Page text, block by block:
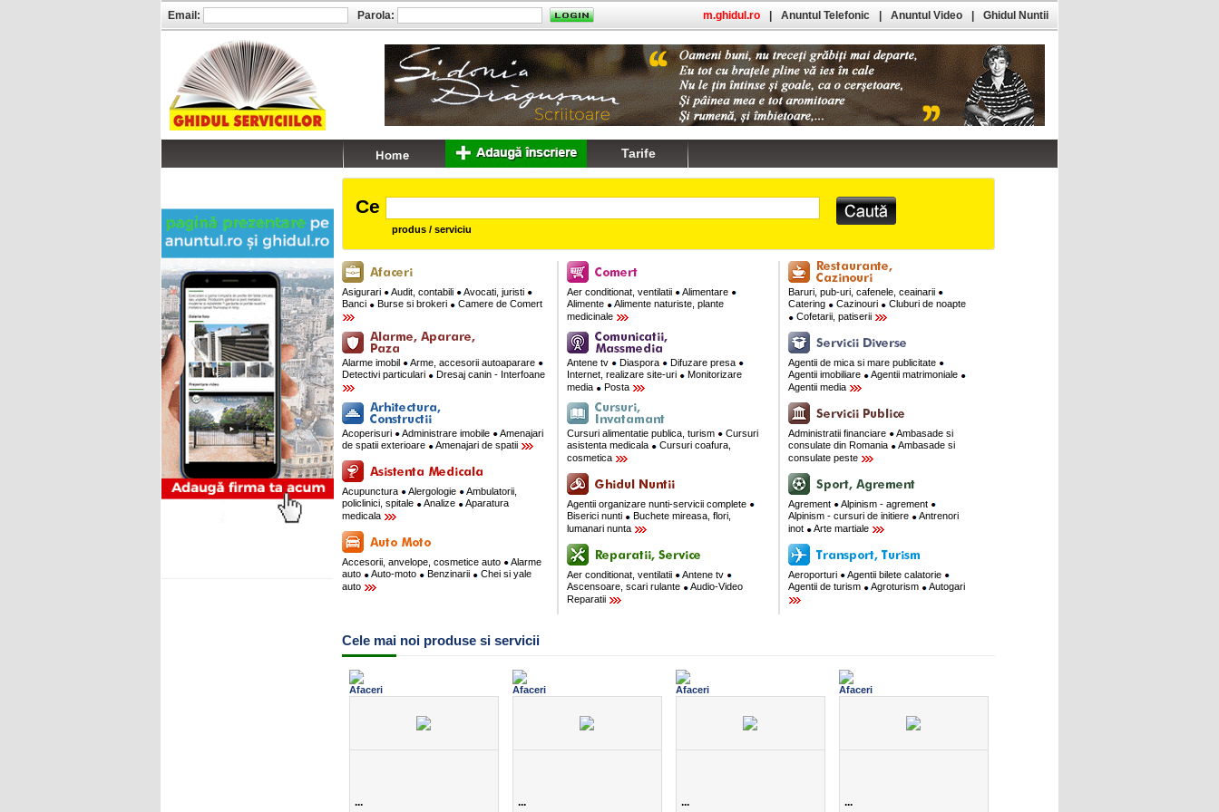
Ce
produs / serviciu
Asigurari Audit, contabili Avocati, juristi
Banci Burse si brokeri Camere de Comert
Alarme imobil Arme, accesorii autoaparare
Detectivi particulari Dresaj canin - Interfoane
Acoperisuri Administrare imobile Amenajari
de spatii exterioare Amenajari de spatii
Acupunctura Alergologie Ambulatorii,
policlinici, spitale Analize
Aparatura
medicala
Accesorii, anvelope, cosmetice auto Alarme
auto Auto-moto Benzinarii
Chei si yale
auto
Aer conditionat, ventilatii Alimentare
Alimente
Alimente naturiste, plante
medicinale
Antene tv Diaspora Difuzare presa
Internet, realizare site-uri
Monitorizare
media
Posta
Cursuri alimentatie publica, turism Cursuri
asistenta medicala
Cursuri coafura,
cosmetica
Agentii organizare nunti-servicii complete
Biserici nunti
Buchete mireasa, flori,
lumanari nunta
Aer conditionat, ventilatii Antene tv
Ascensoare, scari rulante
Audio-Video
Reparatii
Baruri, pub-uri, cafenele, ceainarii
Catering Cazinouri
Cluburi de noapte
Cofetarii, patiserii
Agentii de mica si mare publicitate
Agentii imobiliare
Agentii matrimoniale
Agentii media
Administratii financiare Ambasade si
consulate din Romania
Ambasade si
consulate peste
Agrement Alpinism - agrement
Alpinism - cursuri de initiere
Antrenori
inot
Arte martiale
Aeroporturi Agentii bilete calatorie
Agentii de turism Agroturism Autogari
Cele mai noi produse si servicii
... ... ... ...
Email: Parola: m.ghidul.ro Anuntul Telefonic Anuntul Video Ghidul Nuntii
Tarife